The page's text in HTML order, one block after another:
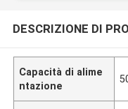
DESCRIZIONE DI
Capacità di alime
ntazione